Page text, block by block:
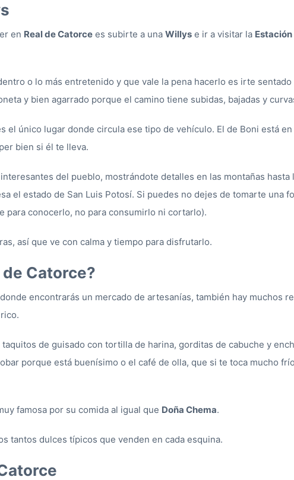
en Real de Catorce es subirte a una Willys e ir a visitar la
o lo más entretenido y que vale la pena hacerlo es irte
y bien agarrado porque el camino tiene subidas, bajadas y
el único lugar donde circula ese tipo de vehículo. El de Boni está
bien si él te lleva.
del pueblo, mostrándote detalles en las montañas hasta
el estado de San Luis Potosí. Si puedes no dejes de tomarte una
para conocerlo, no para consumirlo ni cortarlo).
así que ve con calma y tiempo para disfrutarlo.
Catorce?
encontrarás un mercado de artesanías, también hay muchos
de guisado con tortilla de harina, gorditas de cabuche y
porque está buenísimo o el café de olla, que si te toca mucho
famosa por su comida al igual que Doña Chema.
tantos dulces típicos que venden en cada esquina.